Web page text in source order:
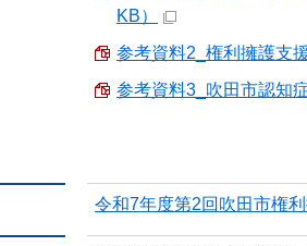
KB）
参考資料2_権利擁護支
参考資料3_吹田市認知
令和7年度第2回吹田市権